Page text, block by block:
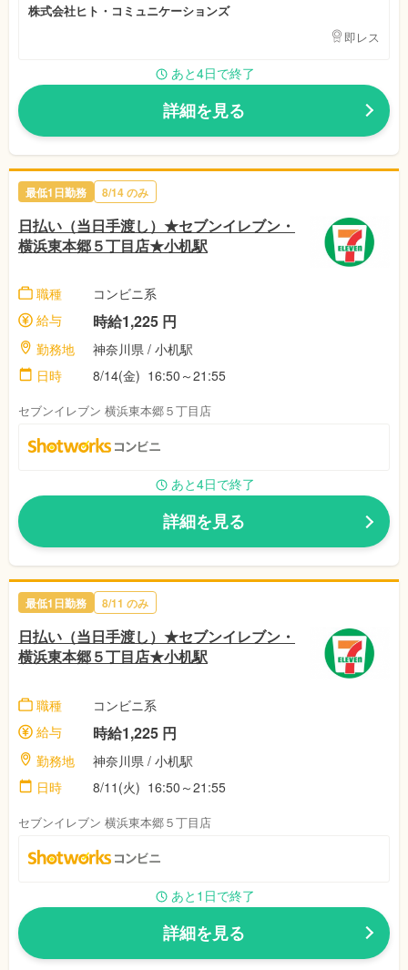
株式会社ヒト・コミュニケーションズ
即レス
あと4日で終了
詳細を見る
最低1日勤務 8/14 のみ
日払い（当日手渡し）★セブンイレブン・
横浜東本郷５丁目店★小机駅
職種
コンビニ系
給与
時給1,225 円
勤務地
神奈川県 / 小机駅
日時
8/14(金) 16:50～21:55
セブンイレブン 横浜東本郷５丁目店
あと4日で終了
詳細を見る
最低1日勤務 8/11 のみ
日払い（当日手渡し）★セブンイレブン・
横浜東本郷５丁目店★小机駅
職種
コンビニ系
給与
時給1,225 円
勤務地
神奈川県 / 小机駅
日時
8/11(火) 16:50～21:55
セブンイレブン 横浜東本郷５丁目店
あと1日で終了
詳細を見る